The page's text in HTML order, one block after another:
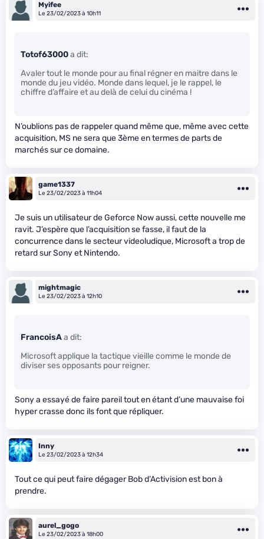
Myifee
Le 23/02/2023 à 10h11
Totof63000a dit:
Avaler tout le monde pour au final régner en maitre dans le
monde du jeu vidéo. Monde dans lequel, je le rappel, le
chiffre d’affaire et au delà de celui du cinéma !
N’oublions pas de rappeler quand même que, même avec cette
acquisition, MS ne sera que 3ème en termes de parts de
marchés sur ce domaine.
game1337
Le 23/02/2023 à 11h04
Je suis un utilisateur de Geforce Now aussi, cette nouvelle me
ravit. J’espère que l’acquisition se fasse, il faut de la
concurrence dans le secteur videoludique, Microsoft a trop de
retard sur Sony et Nintendo.
mightmagic
Le 23/02/2023 à 12h10
FrancoisAa dit:
Microsoft applique la tactique vieille comme le monde de
diviser ses opposants pour reigner.
Sony a essayé de faire pareil tout en étant d’une mauvaise foi
hyper crasse donc ils font que répliquer.
Inny
Le 23/02/2023 à 12h34
Tout ce qui peut faire dégager Bob d’Activision est bon à
prendre.
aurel_gogo
Le 23/02/2023 à 18h00